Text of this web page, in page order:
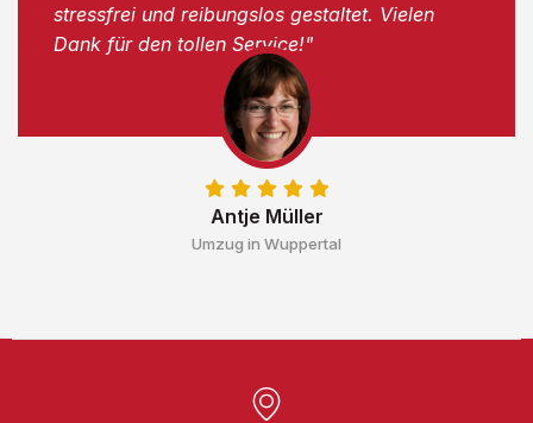
Antje Müller
Umzug in Wuppertal
stressfrei und reibungslos gestaltet. Vielen
Dank für den tollen Service!"